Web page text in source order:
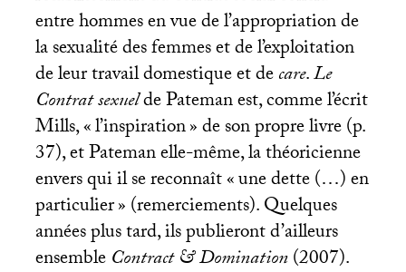
entre hommes en vue de l’appropriation de
la sexualité des femmes et de l’exploitation
de leur travail domestique et decare.Le
Contrat sexuelde Pateman est, comme l’écrit
Mills, «l’inspiration» de son propre livre (p.
37), et Pateman elle-même, la théoricienne
envers qui il se reconnaît «une dette (…) en
particulier» (remerciements). Quelques
années plus tard, ils publieront d’ailleurs
ensembleContract & Domination(2007).